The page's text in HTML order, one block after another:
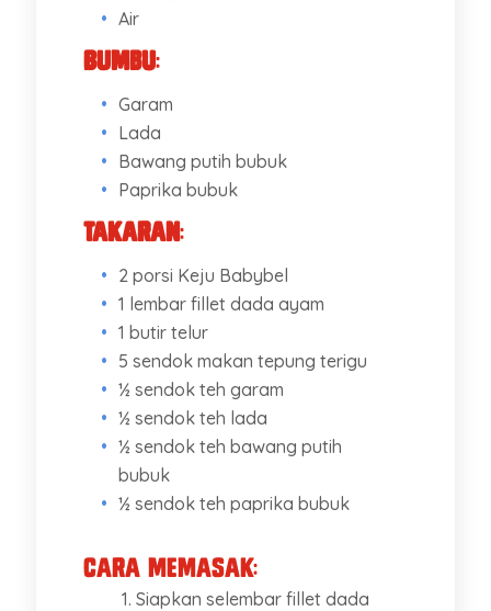
Air
Bumbu:
Garam
Lada
Bawang putih bubuk
Paprika bubuk
Takaran:
2 porsi Keju Babybel
1 lembar fillet dada ayam
1 butir telur
5 sendok makan tepung terigu
½ sendok teh garam
½ sendok teh lada
½ sendok teh bawang putih
bubuk
½ sendok teh paprika bubuk
Cara Memasak:
Siapkan selembar fillet dada